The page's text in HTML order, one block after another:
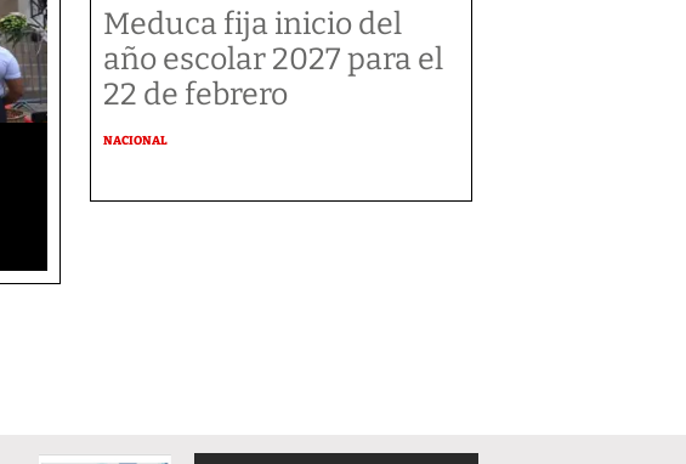
Meduca fija inicio del
año escolar 2027 para el
22 de febrero
NACIONAL